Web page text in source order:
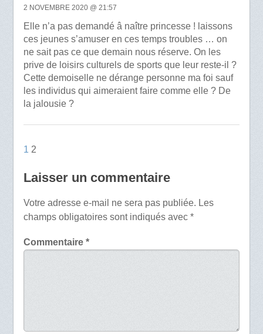
2 NOVEMBRE 2020 @ 21:57
Elle n’a pas demandé â naître princesse ! laissons
ces jeunes s’amuser en ces temps troubles … on
ne sait pas ce que demain nous réserve. On les
prive de loisirs culturels de sports que leur reste-il ?
Cette demoiselle ne dérange personne ma foi sauf
les individus qui aimeraient faire comme elle ? De
la jalousie ?
1 2
Laisser un commentaire
Votre adresse e-mail ne sera pas publiée. Les
champs obligatoires sont indiqués avec *
Commentaire *